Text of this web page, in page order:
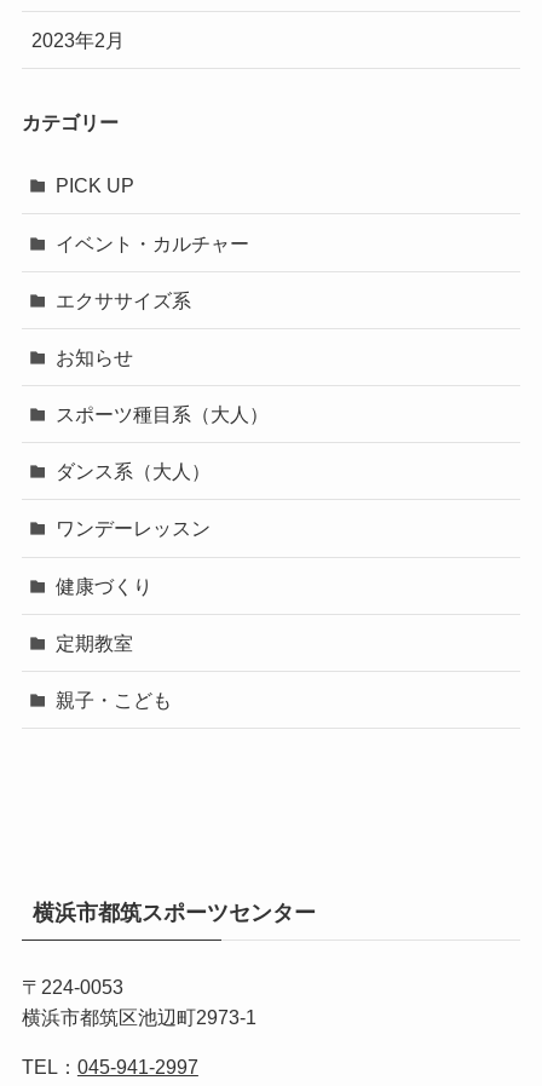
2023年2月
カテゴリー
PICK UP
イベント・カルチャー
エクササイズ系
お知らせ
スポーツ種目系（大人）
ダンス系（大人）
ワンデーレッスン
健康づくり
定期教室
親子・こども
横浜市都筑スポーツセンター
〒224-0053
横浜市都筑区池辺町2973-1
TEL： 045-941-2997